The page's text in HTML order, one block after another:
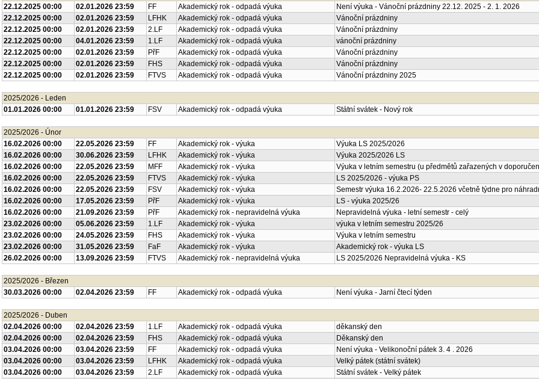
22.12.2025 00:00
02.01.2026 23:59 FF Akademický rok - odpadá výuka
Není výuka - Vánoční prázdniny 22.12. 2025 - 2. 1. 2026
22.12.2025 00:00
02.01.2026 23:59 LFHK Akademický rok - odpadá výuka
Vánoční prázdniny
22.12.2025 00:00
02.01.2026 23:59 2.LF Akademický rok - odpadá výuka
Vánoční prázdniny
22.12.2025 00:00
04.01.2026 23:59 1.LF Akademický rok - odpadá výuka
vánoční prázdniny
22.12.2025 00:00
02.01.2026 23:59 PřF Akademický rok - odpadá výuka
Vánoční prázdniny
22.12.2025 00:00
02.01.2026 23:59 FHS Akademický rok - odpadá výuka
Vánoční prázdniny
22.12.2025 00:00
02.01.2026 23:59 FTVS Akademický rok - odpadá výuka Vánoční prázdniny 2025
2025/2026 - Leden
01.01.2026 00:00
01.01.2026 23:59 FSV Akademický rok - odpadá výuka Státní svátek - Nový rok
2025/2026 - Únor
16.02.2026 00:00
22.05.2026 23:59 FF Akademický rok - výuka
Výuka LS 2025/2026
16.02.2026 00:00
30.06.2026 23:59 LFHK Akademický rok - výuka
Výuka 2025/2026 LS
16.02.2026 00:00
22.05.2026 23:59 MFF Akademický rok - výuka
Výuka v letním semestru (u předmětů zařazených v
16.02.2026 00:00
22.05.2026 23:59 FTVS Akademický rok - výuka
LS 2025/2026 - výuka PS
16.02.2026 00:00
22.05.2026 23:59 FSV Akademický rok - výuka
Semestr výuka 16.2.2026- 22.5.2026 včetně týdne pro
16.02.2026 00:00
17.05.2026 23:59 PřF Akademický rok - výuka
LS - výuka 2025/26
16.02.2026 00:00
21.09.2026 23:59 PřF Akademický rok - nepravidelná výuka
Nepravidelná výuka - letní semestr - celý
23.02.2026 00:00
05.06.2026 23:59 1.LF Akademický rok - výuka
výuka v letním semestru 2025/26
23.02.2026 00:00
24.05.2026 23:59 FHS Akademický rok - výuka
Výuka v letním semestru
23.02.2026 00:00
31.05.2026 23:59 FaF Akademický rok - výuka
Akademický rok - výuka LS
26.02.2026 00:00
13.09.2026 23:59 FTVS Akademický rok - nepravidelná výuka LS 2025/2026 Nepravidelná výuka - KS
2025/2026 - Březen
30.03.2026 00:00
02.04.2026 23:59 FF Akademický rok - odpadá výuka Není výuka - Jarní čtecí týden
2025/2026 - Duben
02.04.2026 00:00
02.04.2026 23:59 1.LF Akademický rok - odpadá výuka
děkanský den
02.04.2026 00:00
02.04.2026 23:59 FHS Akademický rok - odpadá výuka
Děkanský den
03.04.2026 00:00
03.04.2026 23:59 FF Akademický rok - odpadá výuka
Není výuka - Velikonoční pátek 3. 4 . 2026
03.04.2026 00:00
03.04.2026 23:59 LFHK Akademický rok - odpadá výuka
Velký pátek (státní svátek)
03.04.2026 00:00
03.04.2026 23:59 2.LF Akademický rok - odpadá výuka
Státní svátek - Velký pátek